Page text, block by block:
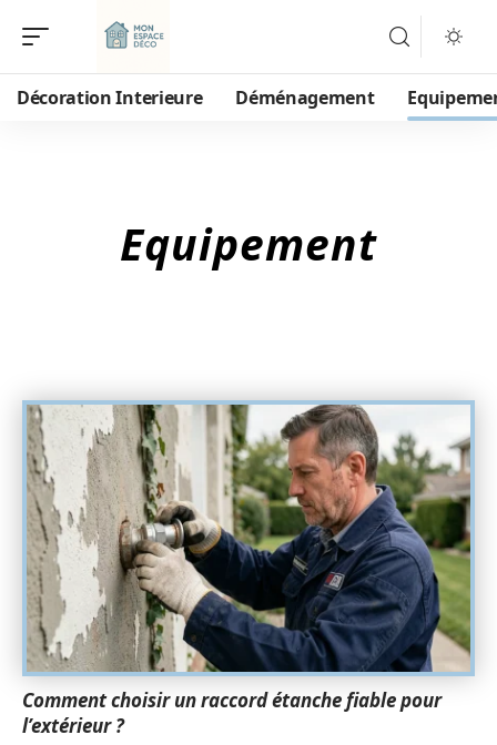
Décoration Interieure Déménagement
Equipement
Comment choisir un raccord étanche fiable pour
l’extérieur ?